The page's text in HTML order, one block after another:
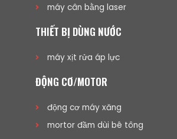
máy cân bằng laser
THIẾT BỊ DÙNG NƯỚC
máy xịt rửa áp lực
ĐỘNG CƠ/MOTOR
động cơ máy xăng
mortor đầm dùi bê tông